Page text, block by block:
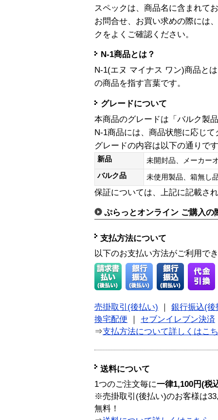
スペックは、商品名に含まれて
お問合せ、お買い求めの際には
クをよくご確認ください。
N-1商品とは？
N-1(エヌ マイナス ワン)商品と
の商品を指す言葉です。
グレードについて
本商品のグレードは「バルク製
N-1商品には、商品状態に応じ
グレードの内容は以下の通りで
新品
未開封品、メーカー
バルク品
未使用製品、箱無
保証については、上記に記載さ
ぷらっとオンライン ご購入の
支払方法について
以下のお支払い方法がご利用で
売掛取引(後払い)
銀行振込(後
換宅配便
セブンイレブン決済
⇒支払方法について詳しくはこ
送料について
1つのご注文毎に一律1,100円(税
※売掛取引(後払い)のお客様は
無料！